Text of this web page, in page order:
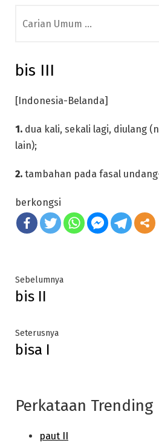
for:
bis III
[Indonesia-Belanda]
1. dua kali, sekali lagi, diulang
lain);
2. tambahan pada fasal
berkongsi
Post
navigation
SebelumnyaPrevious
bis II
SeterusnyaNext
bisa I
Perkataan Trending